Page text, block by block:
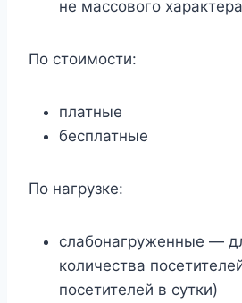
не массового
По стоимости:
платные
бесплатные
По нагрузке:
слабонагруженные —
количества
посетителей в сутки)